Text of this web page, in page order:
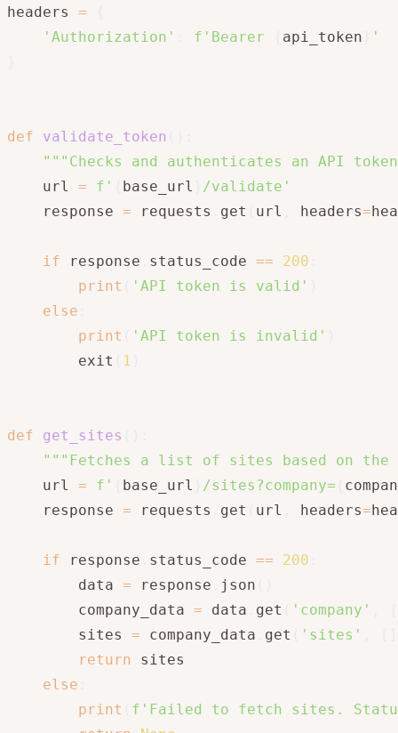
headers =
'Authorization'
f'Bearer api_token
'
def validate_token
"""Checks and authenticates an API
    url
= f' base_url
/validate'
    response
= requests get url headers=
if response status_code == 200
print
'API token is valid'
else
print
'API token is invalid'
        exit
1
def get_sites
"""Fetches a list of sites based on the
    url
= f' base_url /sites?company=
    response
= requests get url headers=
if response status_code == 200
        data
= response json
        company_data
= data get 'company'
        sites
= company_data get 'sites'
return sites
else
print
f'Failed to fetch sites.